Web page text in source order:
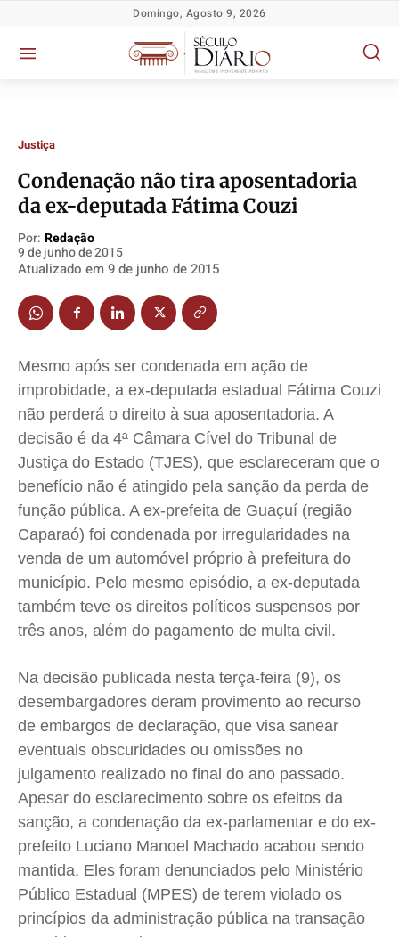
Política
TV Século
Educação
Segurança
Meio Ambiente
Saúde
Cidades
Direitos
Economia
Colunas
Caetano Roque
Gustavo Bastos
Jr Mignone (in memorian)
Wanda Sily
Anuncie
Quem Somos
Expediente
Contato
Termos de Uso
Política
TV Século
Educação
Segurança
Meio Ambiente
Saúde
Cidades
Direitos
Economia
Colunas
Caetano Roque
Gustavo Bastos
Jr Mignone (in memorian)
Wanda Sily
Anuncie
Quem Somos
Expediente
Contato
Termos de Uso
Política
TV Século
Educação
Segurança
Meio Ambiente
Saúde
Cidades
Direitos
Economia
Colunas
Caetano Roque
Gustavo Bastos
Jr Mignone (in memorian)
Wanda Sily
Anuncie
Quem Somos
Expediente
Contato
Termos de Uso
Política
TV Século
Educação
Segurança
Meio Ambiente
Saúde
Cidades
Direitos
Economia
Colunas
Caetano Roque
Gustavo Bastos
Jr Mignone (in memorian)
Wanda Sily
Anuncie
Quem Somos
Expediente
Contato
Termos de Uso
Domingo, Agosto 9, 2026
Justiça
Condenação não tira aposentadoria
da ex-deputada Fátima Couzi
Por: Redação
9 de junho de 2015
Atualizado em 9 de junho de 2015
Mesmo após ser condenada em ação de
improbidade, a ex-deputada estadual Fátima Couzi
não perderá o direito à sua aposentadoria. A
decisão é da 4ª Câmara Cível do Tribunal de
Justiça do Estado (TJES), que esclareceram que o
benefício não é atingido pela sanção da perda de
função pública. A ex-prefeita de Guaçuí (região
Caparaó) foi condenada por irregularidades na
venda de um automóvel próprio à prefeitura do
município. Pelo mesmo episódio, a ex-deputada
também teve os direitos políticos suspensos por
três anos, além do pagamento de multa civil.
Na decisão publicada nesta terça-feira (9), os
desembargadores deram provimento ao recurso
de embargos de declaração, que visa sanear
eventuais obscuridades ou omissões no
julgamento realizado no final do ano passado.
Apesar do esclarecimento sobre os efeitos da
sanção, a condenação da ex-parlamentar e do ex-
prefeito Luciano Manoel Machado acabou sendo
mantida, Eles foram denunciados pelo Ministério
Público Estadual (MPES) de terem violado os
princípios da administração pública na transação